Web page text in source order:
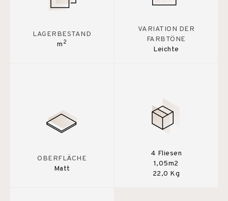
LAGERBESTAND
m 2
VARIATION DER
FARBTÖNE
Leichte
OBERFLÄCHE
Matt
4 Fliesen
1,05m2
22,0 Kg